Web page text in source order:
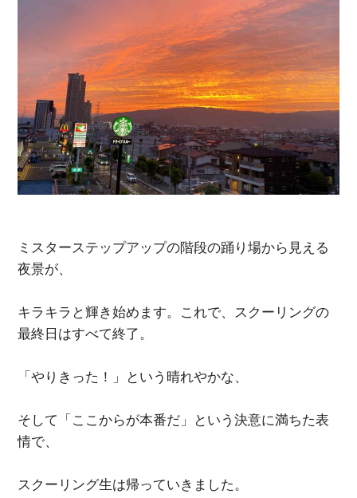
ミスターステップアップの階段の踊り場から見える
夜景が、
キラキラと輝き始めます。これで、スクーリングの
最終日はすべて終了。
「やりきった！」という晴れやかな、
そして「ここからが本番だ」という決意に満ちた表
情で、
スクーリング生は帰っていきました。